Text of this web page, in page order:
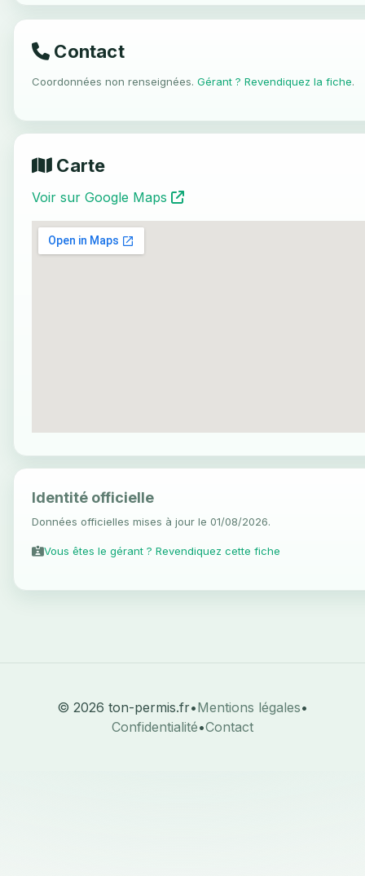
Contact
Coordonnées non renseignées. Gérant ? Revendiquez la fiche.
Carte
Voir sur Google Maps
Identité officielle
Données officielles mises à jour le 01/08/2026.
Vous êtes le gérant ? Revendiquez cette fiche
© 2026 ton-permis.fr•Mentions légales•
Confidentialité•Contact